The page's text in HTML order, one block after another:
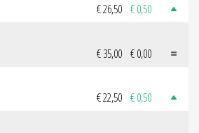
€ 26,50 € 0,50
€ 35,00 € 0,00
€ 22,50 € 0,50